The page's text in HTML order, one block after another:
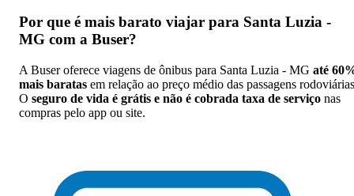
Por que é mais barato viajar para Santa Luzia -
MG com a Buser?
A Buser oferece viagens de ônibus para Santa Luzia - MG até
mais baratas em relação ao preço médio das passagens
O seguro de vida é grátis e não é cobrada taxa de serviço nas
compras pelo app ou site.